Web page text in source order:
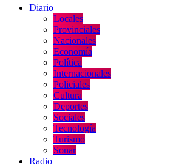
Diario
Locales
Provinciales
Nacionales
Economía
Política
Internacionales
Policiales
Cultura
Deportes
Sociales
Tecnología
Turismo
Sonar
Radio